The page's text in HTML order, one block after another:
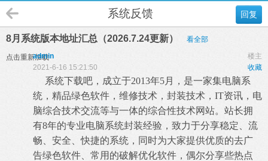
回复
系统反馈
8月系统版本地址汇总（2026.7.24更新） 看全部
点击重新加载 楼主
admin
收藏
2021-6-16 15:21:50
系统下载吧，成立于2013年5月，是一家集电脑系
统，精品绿色软件，维修技术，封装技术，IT资讯，电
脑综合技术交流等与一体的综合性技术网站。站长拥
有8年的专业电脑系统封装经验，致力于分享稳定、流
畅、安全、快捷的系统，同时为大家提供优质的去广
告绿色软件、常用的破解优化软件，偶尔分享些热点